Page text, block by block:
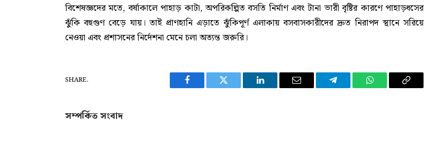
বিশেষজ্ঞদের মতে, বর্ষাকালে পাহাড় কাটা, অপরিকল্পিত বসতি নির্মাণ এবং টানা ভারী বৃষ্টির কারণে পাহাড়ধসের
ঝুঁকি বহুগুণ বেড়ে যায়। তাই প্রাণহানি এড়াতে ঝুঁকিপূর্ণ এলাকায় বসবাসকারীদের দ্রুত নিরাপদ স্থানে সরিয়ে
নেওয়া এবং প্রশাসনের নির্দেশনা মেনে চলা অত্যন্ত জরুরি।
SHARE.
Facebook Twitter LinkedIn Email Telegram WhatsAppCopy
সম্পর্কিত সংবাদ